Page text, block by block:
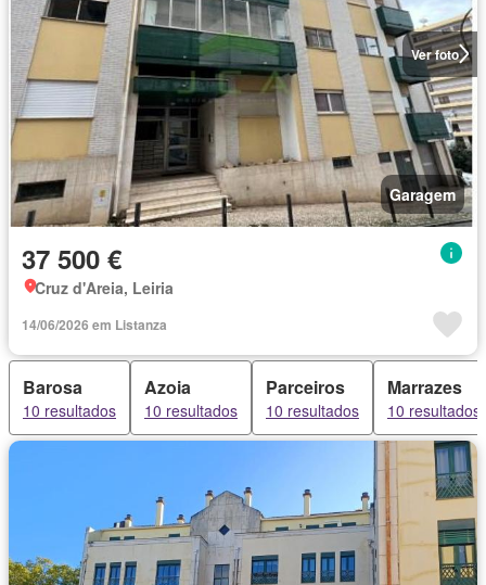
Ver foto
Garagem
37 500 €
Cruz d'Areia, Leiria
14/06/2026 em Listanza
Barosa
10 resultados
Azoia
10 resultados
Parceiros
10 resultados
Marrazes
10 resultados